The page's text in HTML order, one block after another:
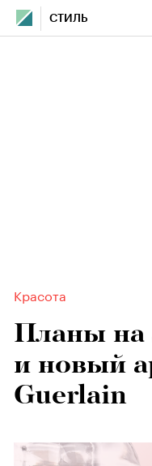
СТИЛЬ
Красота
​Планы на
и новый
Guerlain